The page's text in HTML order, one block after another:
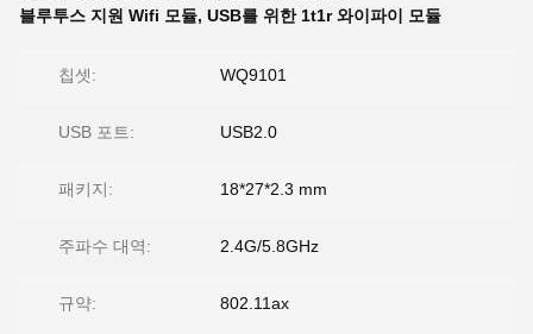
블루투스 지원 Wifi 모듈, USB를 위한 1t1r 와이파이 모듈
칩셋: WQ9101
USB 포트: USB2.0
패키지: 18*27*2.3 mm
주파수 대역: 2.4G/5.8GHz
규약: 802.11ax